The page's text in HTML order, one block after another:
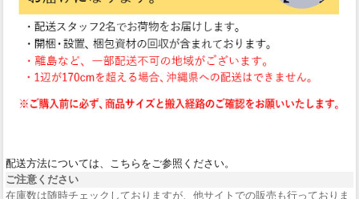
配送方法については、こちらをご参照ください。
ご注意ください
在庫数は随時チェックしておりますが、他サイトでの販売も行っておりま